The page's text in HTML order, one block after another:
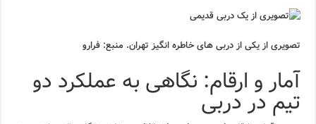
تصویری از یکی از دربی های خاطره انگیز تهران. منبع: فرارو
آمار و ارقام: نگاهی به عملکرد دو
تیم در دربی